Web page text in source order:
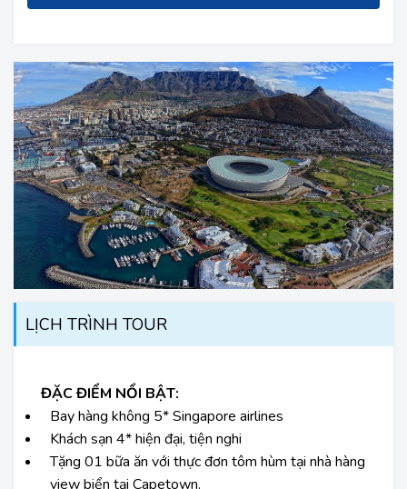
LỊCH TRÌNH TOUR
ĐẶC ĐIỂM NỔI BẬT:
Bay hàng không 5* Singapore airlines
Khách sạn 4* hiện đại, tiện nghi
Tặng 01 bữa ăn với thực đơn tôm hùm tại nhà hàng
view biển tại Capetown.